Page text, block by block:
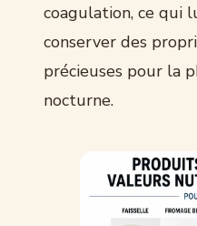
coagulation, ce qui
conserver des
précieuses pour la
nocturne.